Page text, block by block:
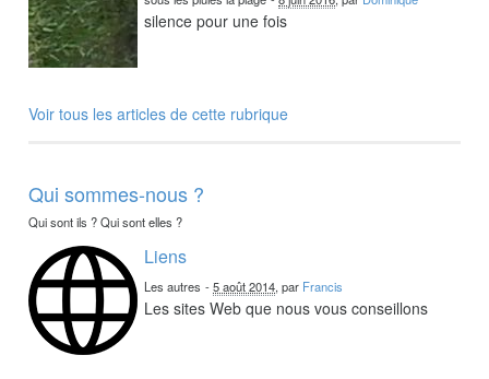
silence pour une fois
Voir tous les articles de cette rubrique
Qui sommes-nous ?
Qui sont ils ? Qui sont elles ?
Liens
Les autres -5 août 2014, par Francis
Les sites Web que nous vous conseillons